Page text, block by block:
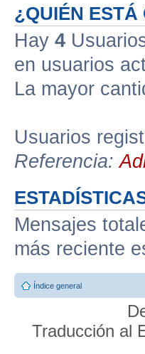
¿QUIÉN ESTÁ
Hay 4
en usuarios
La mayor
Usuarios
Referencia:
Mensajes
más reciente
Índice general
Traducción al